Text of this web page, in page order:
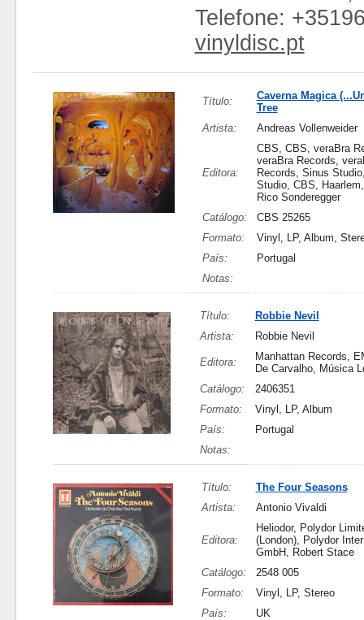
Telefone:
vinyldisc.pt
Título:
Caverna Magica
Tree
Artista:
Andreas Vollenweider
Editora:
CBS, CBS, veraBra
veraBra Records,
Records, Sinus
Studio, CBS,
Rico Sonderegger
Catálogo:
CBS 25265
Formato:
Vinyl, LP, Album,
País:
Portugal
Notas:
Título:
Robbie Nevil
Artista:
Robbie Nevil
Editora:
Manhattan Records,
De Carvalho, Música
Catálogo:
2406351
Formato:
Vinyl, LP, Album
País:
Portugal
Notas:
Título:
The Four Seasons
Artista:
Antonio Vivaldi
Editora:
Heliodor, Polydor
(London), Polydor
GmbH, Robert Stace
Catálogo:
2548 005
Formato:
Vinyl, LP, Stereo
País:
UK